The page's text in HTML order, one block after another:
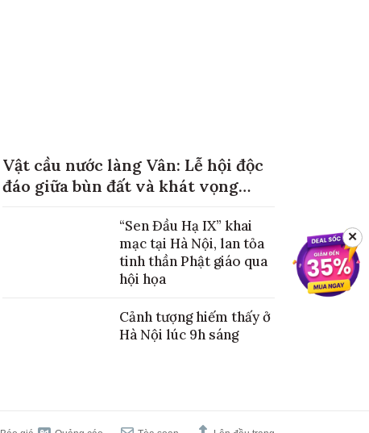
Vật cầu nước làng Vân: Lễ hội độc
đáo giữa bùn đất và khát vọng
“Sen Đầu Hạ IX” khai
mạc tại Hà Nội, lan tỏa
tinh thần Phật giáo qua
hội họa
Cảnh tượng hiếm thấy ở
Hà Nội lúc 9h sáng
✕